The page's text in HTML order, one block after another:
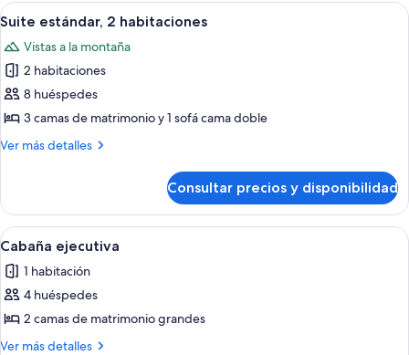
habitación
Abrir
todas
las
fotos
de
Suite
estándar,
Una cocina con armarios de
6
Suite estándar, 2 habitaciones
Vistas a la montaña
2 habitaciones
8 huéspedes
3 camas de matrimonio y 1 sofá cama doble
Ver más detalles
Más
estándar,
habitaciones
Consultar precios y disponibilidad
Abrir
todas
las
fotos
de
Cabaña
Una hilera de cabañas de madera
6
Cabaña ejecutiva
1 habitación
4 huéspedes
2 camas de matrimonio grandes
Ver más detalles
Más